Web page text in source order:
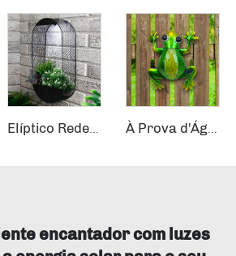
Elíptico Rede Plantador Jardim Externo à Prova d'Água Luminária de Piso Solar Energia Solar Luminária de Parede com Vaso À Prova d'Água Pátio Externo Jardim Cerca LED Metal Vidro Sapo Pendente Decoração Luminárias de Parede Solar
encantador com luzes